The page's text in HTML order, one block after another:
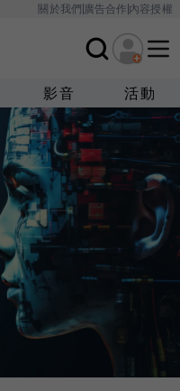
關於我們廣告合作內容授權
影音 活動